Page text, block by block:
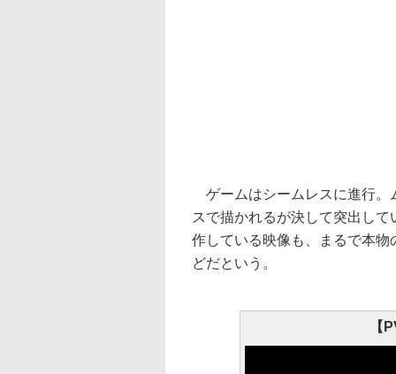
ゲームはシームレスに進行。
スで描かれるが決して突出し
作している映像も、まるで本
どだという。
【